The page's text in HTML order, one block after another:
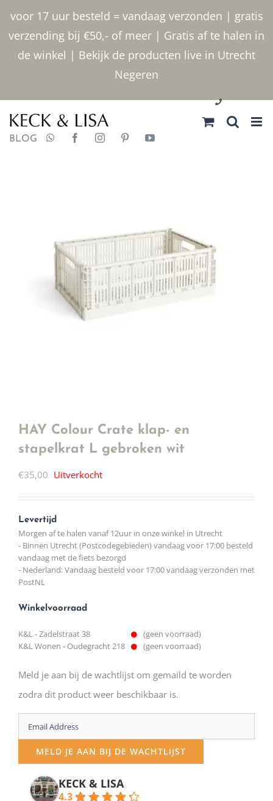
voor 17 uur besteld = vandaag verzonden | gratis
verzending bij €50,- of meer | Gratis af te halen in
de winkel | Bekijk de producten live in Utrecht
Negeren
inhoud
030 2400000
BLOG
HAY Colour Crate klap- en
stapelkrat L gebroken wit
€35,00 Uitverkocht
Levertijd
Morgen af te halen vanaf 12uur in onze winkel in Utrecht
- Binnen Utrecht (Postcodegebieden) vandaag voor 17:00 besteld
vandaag met de fiets bezorgd
- Nederland: Vandaag besteld voor 17:00 vandaag verzonden met
PostNL
Winkelvoorraad
K&L - Zadelstraat 38
(geen voorraad)
K&L Wonen - Oudegracht 218
(geen voorraad)
Meld je aan bij de wachtlijst om gemaild te worden
zodra dit product weer beschikbaar is.
Enter
your
email
address
MELD JE AAN BIJ DE WACHTLIJST
KECK & LISA
4.3